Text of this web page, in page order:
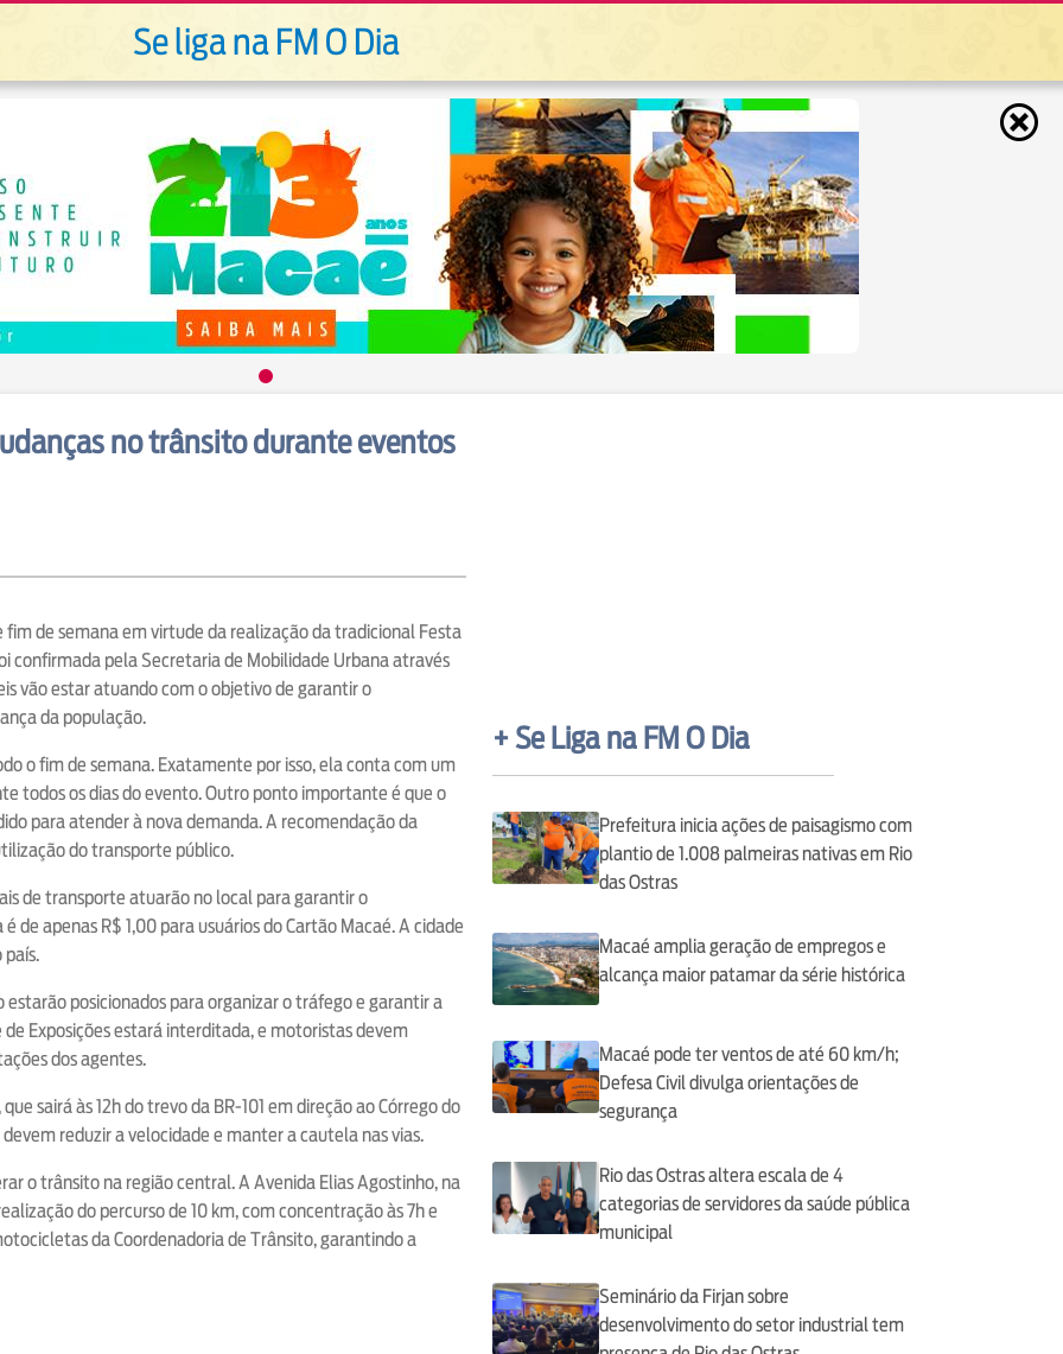
Se liga na FM O Dia
no trânsito durante eventos
de semana em virtude da realização da tradicional Festa
confirmada pela Secretaria de Mobilidade Urbana através
vão estar atuando com o objetivo de garantir o
da população.
o fim de semana. Exatamente por isso, ela conta com um
todos os dias do evento. Outro ponto importante é que o
para atender à nova demanda. A recomendação da
do transporte público.
de transporte atuarão no local para garantir o
apenas R$ 1,00 para usuários do Cartão Macaé. A cidade
posicionados para organizar o tráfego e garantir a
Exposições estará interditada, e motoristas devem
dos agentes.
sairá às 12h do trevo da BR-101 em direção ao Córrego do
reduzir a velocidade e manter a cautela nas vias.
o trânsito na região central. A Avenida Elias Agostinho, na
do percurso de 10 km, com concentração às 7h e
da Coordenadoria de Trânsito, garantindo a
+ Se Liga na FM O Dia
Prefeitura inicia ações de paisagismo com
plantio de 1.008 palmeiras nativas em Rio
das Ostras
Macaé amplia geração de empregos e
alcança maior patamar da série histórica
Macaé pode ter ventos de até 60 km/h;
Defesa Civil divulga orientações de
segurança
Rio das Ostras altera escala de 4
categorias de servidores da saúde pública
municipal
Seminário da Firjan sobre
desenvolvimento do setor industrial tem